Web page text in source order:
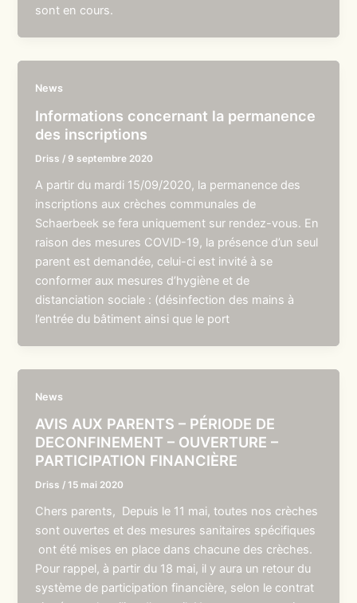
sont en cours.
News
Informations concernant la permanence
des inscriptions
Driss / 9 septembre 2020
A partir du mardi 15/09/2020, la permanence des
inscriptions aux crèches communales de
Schaerbeek se fera uniquement sur rendez-vous. En
raison des mesures COVID-19, la présence d’un seul
parent est demandée, celui-ci est invité à se
conformer aux mesures d’hygiène et de
distanciation sociale : (désinfection des mains à
l’entrée du bâtiment ainsi que le port
News
AVIS AUX PARENTS – PÉRIODE DE
DECONFINEMENT – OUVERTURE –
PARTICIPATION FINANCIÈRE
Driss /15 mai 2020
Chers parents, Depuis le 11 mai, toutes nos crèches
sont ouvertes et des mesures sanitaires spécifiques
ont été mises en place dans chacune des crèches.
Pour rappel, à partir du 18 mai, il y aura un retour du
système de participation financière, selon le contrat